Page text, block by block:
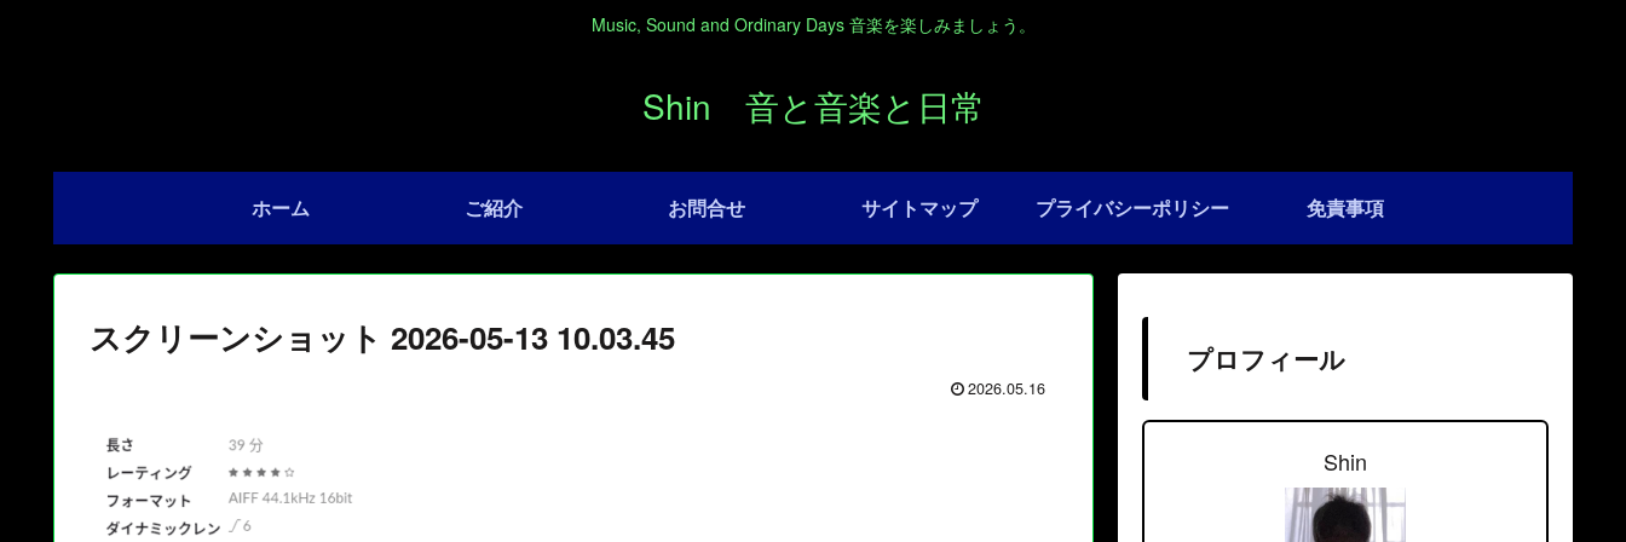
Music, Sound and Ordinary Days 音楽を楽しみましょう。
Shin 音と音楽と日常
ホーム ご紹介 お問合せ サイトマップ プライバシーポリシー 免責事項
スクリーンショット 2026-05-13 10.03.45
2026.05.16
プロフィール
Shin